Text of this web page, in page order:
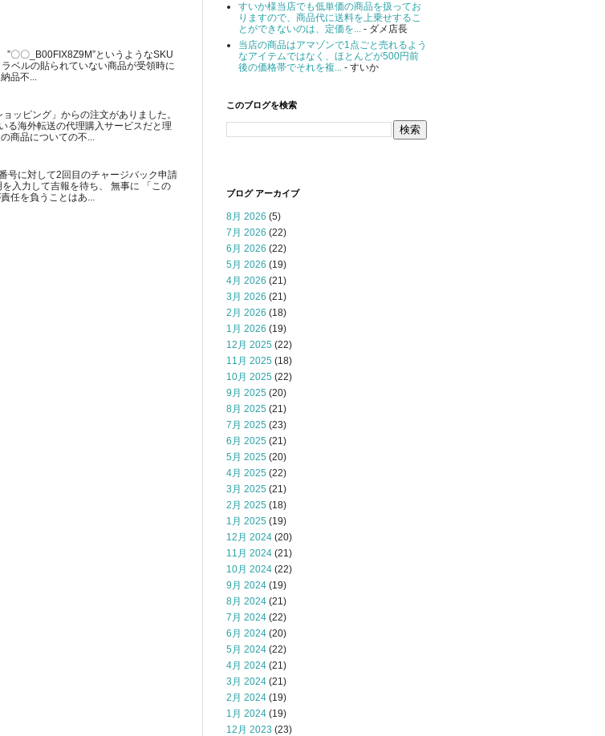
〇〇_B00FIX8Z9M”というようなSKU
ベルの貼られていない商品が受領時に
品不...
ッピング」からの注文がありました。
る海外転送の代理購入サービスだと理
商品についての不...
号に対して2回目のチャージバック申請
入力して吉報を待ち、 無事に 「この
任を負うことはあ...
すいか様当店でも低単価の商品を扱ってお
りますので、商品代に送料を上乗せするこ
とができないのは、定価を... - ダメ店長
当店の商品はアマゾンで1点ごと売れるよう
なアイテムではなく、ほとんどが500円前
後の価格帯でそれを複... - すいか
このブログを検索
ブログ アーカイブ
8月 2026 (5)
7月 2026 (22)
6月 2026 (22)
5月 2026 (19)
4月 2026 (21)
3月 2026 (21)
2月 2026 (18)
1月 2026 (19)
12月 2025 (22)
11月 2025 (18)
10月 2025 (22)
9月 2025 (20)
8月 2025 (21)
7月 2025 (23)
6月 2025 (21)
5月 2025 (20)
4月 2025 (22)
3月 2025 (21)
2月 2025 (18)
1月 2025 (19)
12月 2024 (20)
11月 2024 (21)
10月 2024 (22)
9月 2024 (19)
8月 2024 (21)
7月 2024 (22)
6月 2024 (20)
5月 2024 (22)
4月 2024 (21)
3月 2024 (21)
2月 2024 (19)
1月 2024 (19)
12月 2023 (23)